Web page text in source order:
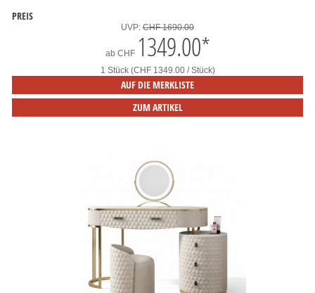
PREIS
UVP: CHF 1690.00
ab CHF 1349.00*
1 Stück (CHF 1349.00 / Stück)
AUF DIE MERKLISTE
ZUM ARTIKEL